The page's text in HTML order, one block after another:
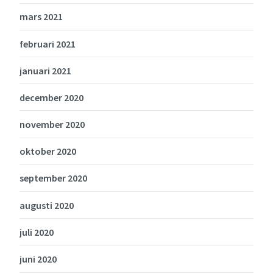
mars 2021
februari 2021
januari 2021
december 2020
november 2020
oktober 2020
september 2020
augusti 2020
juli 2020
juni 2020